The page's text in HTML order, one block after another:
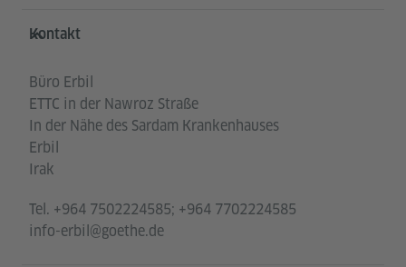
Service- und Informationsbereich
Kontakt
Büro Erbil
ETTC in der Nawroz Straße
In der Nähe des Sardam Krankenhauses
Erbil
Irak
Tel. +964 7502224585; +964 7702224585
info-erbil@goethe.de